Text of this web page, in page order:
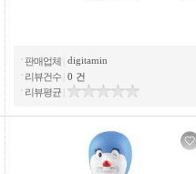
판매업체 digitamin
리뷰건수 0 건
리뷰평균